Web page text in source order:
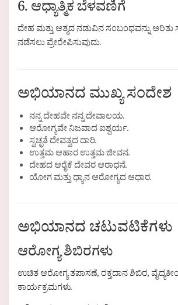
6. ಆಧ್ಯಾತ್ಮಿಕ ಬೆಳವಣಿಗೆ
ದೇಹ ಮತ್ತು ಆತ್ಮದ ನಡುವಿನ ಸಂಬಂಧವನ್ನು ಅರಿತು
ನಡೆಸಲು ಪ್ರೇರೇಪಿಸುವುದು.
ಅಭಿಯಾನದ ಮುಖ್ಯ ಸಂದೇಶ
ನನ್ನ ದೇಹವೇ ನನ್ನ ದೇವಾಲಯ.
ಆರೋಗ್ಯವೇ ನಿಜವಾದ ಐಶ್ವರ್ಯ.
ಸ್ವಚ್ಛತೆ ದೇವತ್ವದ ದಾರಿ.
ಉತ್ತಮ ಆಹಾರ ಉತ್ತಮ ಜೀವನ.
ದೇಹದ ಆರೈಕೆ ದೇವರ ಆರಾಧನೆ.
ಯೋಗ ಮತ್ತು ಧ್ಯಾನ ಆರೋಗ್ಯದ ಆಧಾರ.
ಅಭಿಯಾನದ ಚಟುವಟಿಕೆಗಳು
ಆರೋಗ್ಯ ಶಿಬಿರಗಳು
ಉಚಿತ ಆರೋಗ್ಯ ತಪಾಸಣೆ, ರಕ್ತದಾನ ಶಿಬಿರ,
ಕಾರ್ಯಕ್ರಮಗಳು.